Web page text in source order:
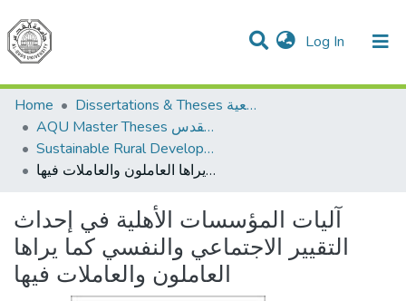
Log In (current)
Communities & Collections
All of DSpace
Home
Dissertations & Theses الرسائل الجامعية
AQU Master Theses الرسائل الجامعية الخاصة بجامعة القدس
Sustainable Rural Development التنمية الريفية المستدامة
آليات المؤسسات الأهلية في إحداث التقيير الاجتماعي والنفسي كما يراها العاملون والعاملات فيها
آليات المؤسسات الأهلية في إحداث
التقيير الاجتماعي والنفسي كما يراها
العاملون والعاملات فيها